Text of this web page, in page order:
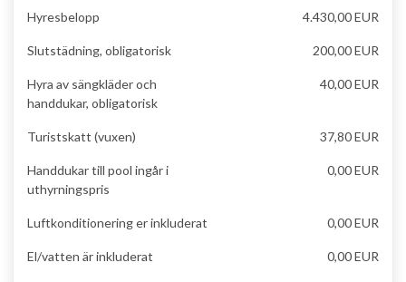
Hyresbelopp 4.430,00 EUR
Slutstädning, obligatorisk 200,00 EUR
Hyra av sängkläder och
handdukar, obligatorisk
40,00 EUR
Turistskatt (vuxen) 37,80 EUR
Handdukar till pool ingår i
uthyrningspris
0,00 EUR
Luftkonditionering er inkluderat 0,00 EUR
El/vatten är inkluderat 0,00 EUR